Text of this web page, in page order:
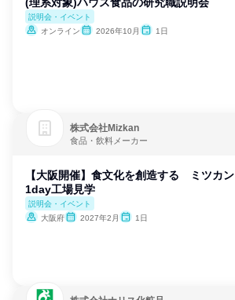
説明会・イベント
オンライン
2026年10月 1日
株式会社Mizkan
食品・飲料メーカー
【大阪開催】食文化を創造する ミツカン
1day工場見学
説明会・イベント
大阪府
2027年2月 1日